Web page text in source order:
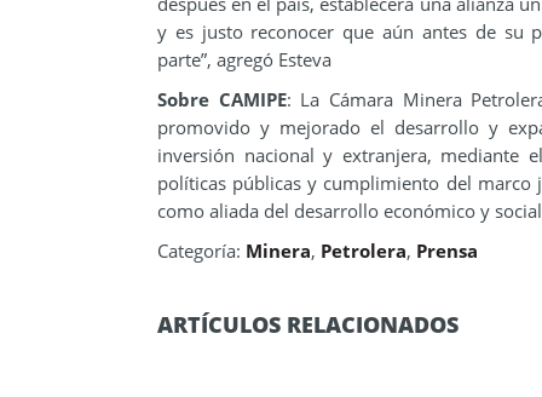
y es justo reconocer que aún antes de su
parte”, agregó Esteva
Sobre CAMIPE: La Cámara Minera
promovido y mejorado el desarrollo y
inversión nacional y extranjera, mediante
políticas públicas y cumplimiento del marco
como aliada del desarrollo económico y
Categoría: Minera, Petrolera, Prensa
ARTÍCULOS RELACIONADOS